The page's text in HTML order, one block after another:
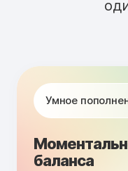
Умное
баланса